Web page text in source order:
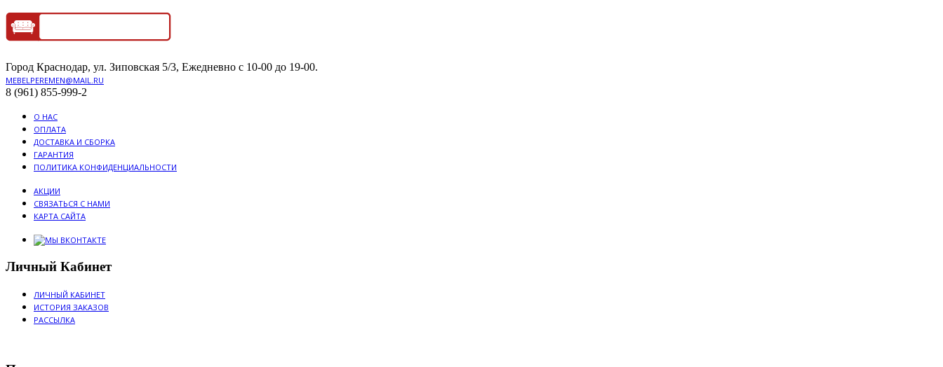
Город Краснодар, ул. Зиповская 5/3, Ежедневно с 10-00 до 19-00.
MEBELPEREMEN@MAIL.RU
8 (961) 855-999-2
О НАС
ОПЛАТА
ДОСТАВКА И СБОРКА
ГАРАНТИЯ
ПОЛИТИКА КОНФИДЕНЦИАЛЬНОСТИ
АКЦИИ
СВЯЗАТЬСЯ С НАМИ
КАРТА САЙТА
Личный Кабинет
ЛИЧНЫЙ КАБИНЕТ
ИСТОРИЯ ЗАКАЗОВ
РАССЫЛКА